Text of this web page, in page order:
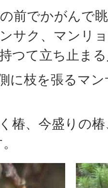
前でかがんで
サク、マンリ
つて立ち止ま
に枝を張るマ
椿、今盛りの